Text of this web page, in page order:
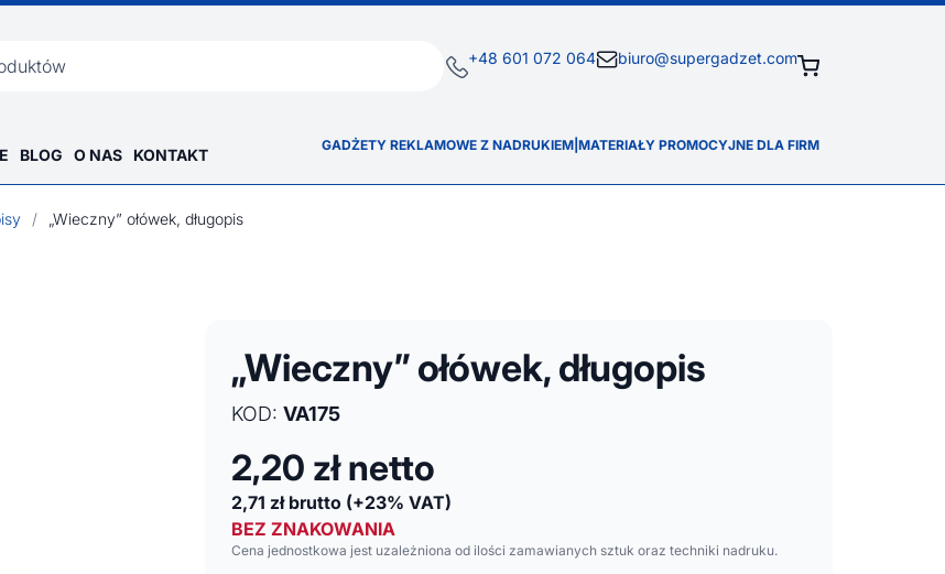
+48 601 072 064 biuro@supergadzet.com
BLOG O NAS KONTAKT GADŻETY REKLAMOWE Z NADRUKIEM MATERIAŁY PROMOCYJNE DLA FIRM
/ „Wieczny” ołówek, długopis
„Wieczny” ołówek, długopis
KOD: VA175
2,20 zł netto
2,71 zł brutto (+23% VAT)
BEZ ZNAKOWANIA
Cena jednostkowa jest uzależniona od ilości zamawianych sztuk oraz techniki nadruku.